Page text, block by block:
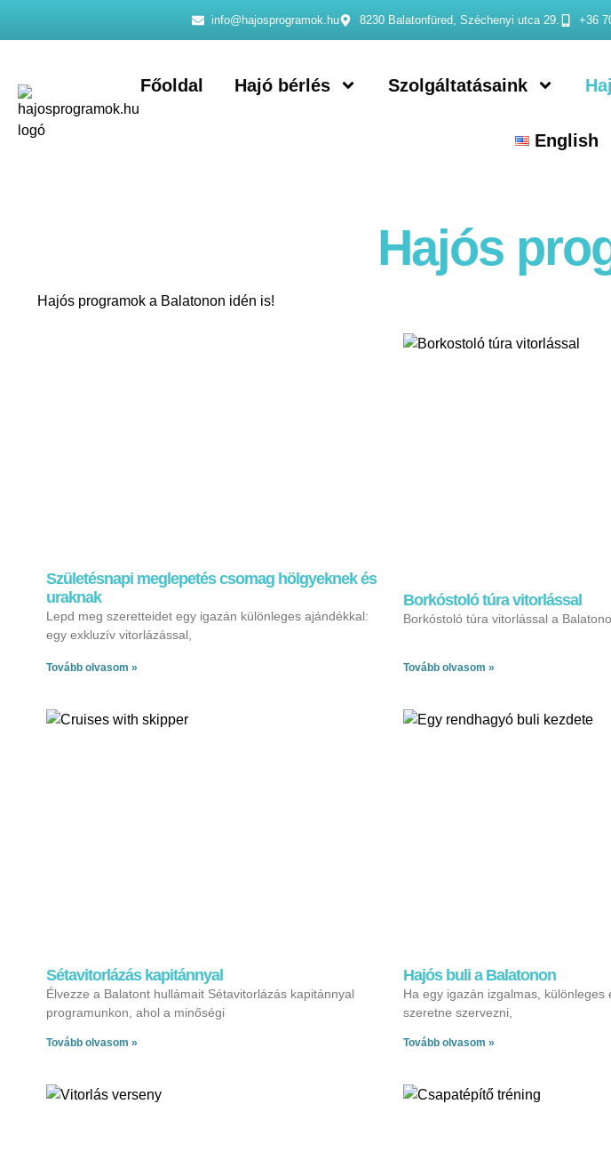
info@hajosprogramok.hu 8230 Balatonfüred, Széchenyi utca 29. +36
Főoldal Hajó bérlés Szolgáltatásaink
English
Hajós
Hajós programok a Balatonon idén is!
Születésnapi meglepetés csomag hölgyeknek és
uraknak
Lepd meg szeretteidet egy igazán különleges ajándékkal:
egy exkluzív vitorlázással,
Tovább olvasom »
Borkóstoló túra vitorlással
Borkóstoló túra vitorlással a
Tovább olvasom »
Sétavitorlázás kapitánnyal
Élvezze a Balatont hullámait Sétavitorlázás kapitánnyal
programunkon, ahol a minőségi
Tovább olvasom »
Hajós buli a Balatonon
Ha egy igazán izgalmas, különleges
szeretne szervezni,
Tovább olvasom »